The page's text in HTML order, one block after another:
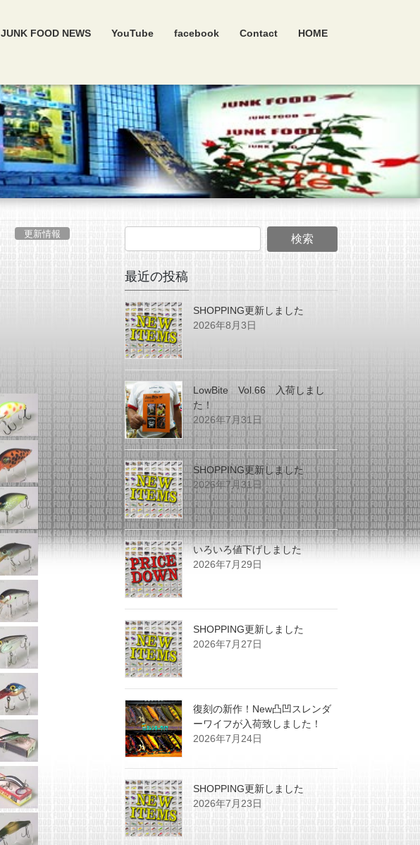
JUNK FOOD NEWS YouTube facebook Contact HOME
更新情報
最近の投稿
SHOPPING更新しました
2026年8月3日
LowBite Vol.66 入荷しまし
た！
2026年7月31日
SHOPPING更新しました
2026年7月31日
いろいろ値下げしました
2026年7月29日
SHOPPING更新しました
2026年7月27日
復刻の新作！New凸凹スレンダ
ーワイフが入荷致しました！
2026年7月24日
SHOPPING更新しました
2026年7月23日